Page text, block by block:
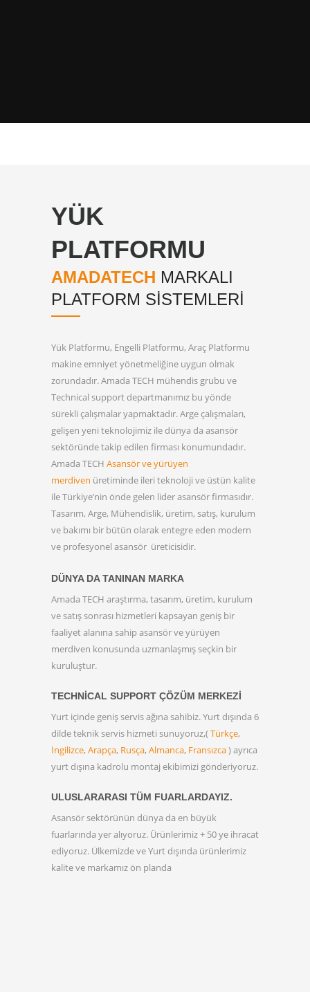
YÜK
PLATFORMU
AMADATECH MARKALI
PLATFORM SISTEMLERI
Yük Platformu, Engelli Platformu, Araç Platformu
makine emniyet yönetmeliğine uygun olmak
zorundadır. Amada TECH mühendis grubu ve
Technical support departmanımız bu yönde
sürekli çalışmalar yapmaktadır. Arge çalışmaları,
gelişen yeni teknolojimiz ile dünya da asansör
sektöründe takip edilen firması konumundadır.
Amada TECH Asansör ve yürüyen
merdiven üretiminde ileri teknoloji ve üstün kalite
ile Türkiye’nin önde gelen lider asansör firmasıdır.
Tasarım, Arge, Mühendislik, üretim, satış, kurulum
ve bakımı bir bütün olarak entegre eden modern
ve profesyonel asansör üreticisidir.
DÜNYA DA TANINAN MARKA
Amada TECH araştırma, tasarım, üretim, kurulum
ve satış sonrası hizmetleri kapsayan geniş bir
faaliyet alanına sahip asansör ve yürüyen
merdiven konusunda uzmanlaşmış seçkin bir
kuruluştur.
TECHNICAL SUPPORT ÇÖZÜM MERKEZI
Yurt içinde geniş servis ağına sahibiz. Yurt dışında 6
dilde teknik servis hizmeti sunuyoruz,( Türkçe,
İngilizce, Arapça, Rusça, Almanca, Fransızca) ayrıca
yurt dışına kadrolu montaj ekibimizi gönderiyoruz.
ULUSLARARASI TÜM FUARLARDAYIZ.
Asansör sektörünün dünya da en büyük
fuarlarında yer alıyoruz. Ürünlerimiz + 50 ye ihracat
ediyoruz. Ülkemizde ve Yurt dışında ürünlerimiz
kalite ve markamız ön planda